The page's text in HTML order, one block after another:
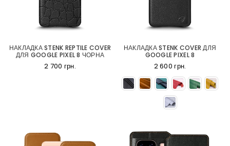
НАКЛАДКА STENK REPTILE COVER
ДЛЯ GOOGLE PIXEL 8 ЧОРНА
2 700 грн.
НАКЛАДКА STENK COVER ДЛЯ
GOOGLE PIXEL 8
2 600 грн.